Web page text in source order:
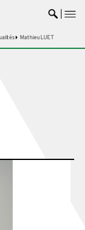
Mathieu LUET